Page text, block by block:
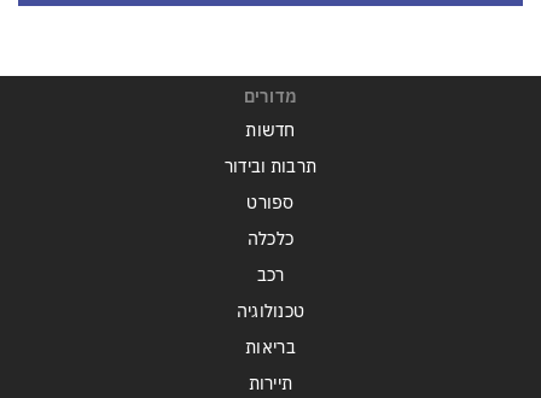
מדורים
חדשות
תרבות ובידור
ספורט
כלכלה
רכב
טכנולוגיה
בריאות
תיירות